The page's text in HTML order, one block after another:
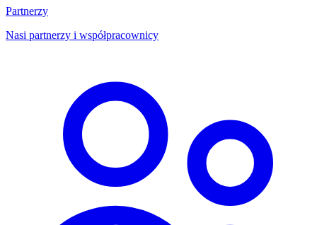
Partnerzy
Nasi partnerzy i współpracownicy